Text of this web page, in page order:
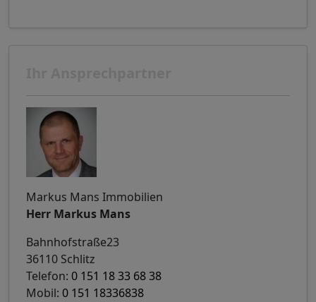
Markus Mans Immobilien
Herr Markus Mans
Bahnhofstraße23
36110 Schlitz
Telefon: 0 151 18 33 68 38
Mobil: 0 151 18336838